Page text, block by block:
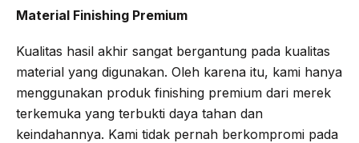
Material Finishing Premium
Kualitas hasil akhir sangat bergantung pada kualitas
material yang digunakan. Oleh karena itu, kami hanya
menggunakan produk finishing premium dari merek
terkemuka yang terbukti daya tahan dan
keindahannya. Kami tidak pernah berkompromi pada